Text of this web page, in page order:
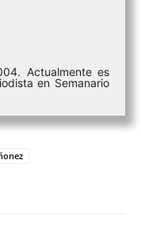
Actualmente es
en Semanario